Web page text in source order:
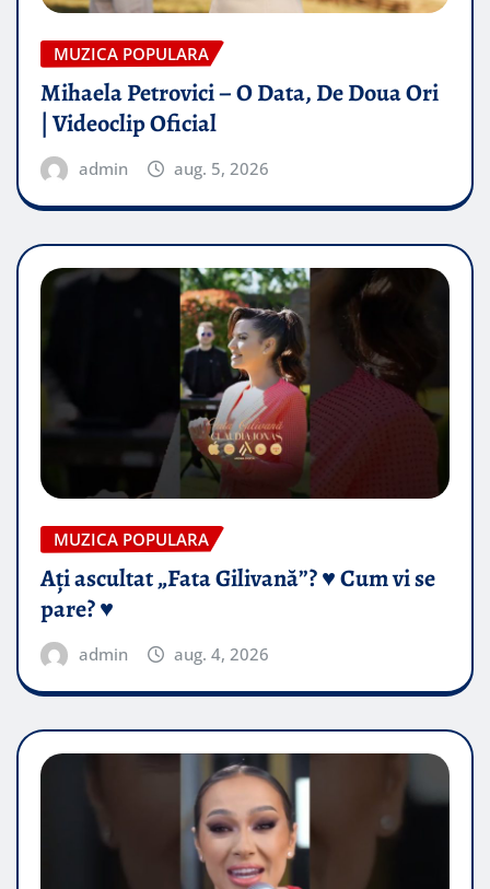
MUZICA POPULARA
Mihaela Petrovici – O Data, De Doua Ori
| Videoclip Oficial
admin aug. 5, 2026
MUZICA POPULARA
Ați ascultat „Fata Gilivană”? ♥️ Cum vi se
pare? ♥️
admin aug. 4, 2026